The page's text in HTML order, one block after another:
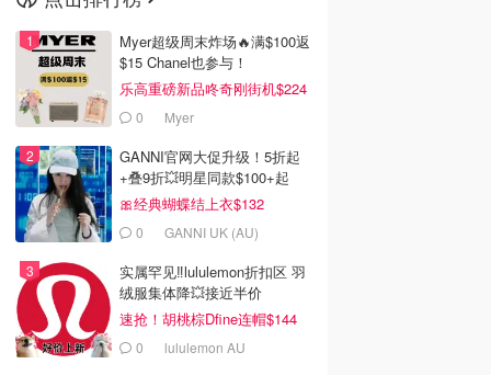
Myer超级周末炸场🔥满$100返
$15 Chanel也参与！
乐高重磅新品咚奇刚街机$224
0 Myer
GANNI官网大促升级！5折起
+叠9折💥明星同款$100+起
🎀经典蝴蝶结上衣$132
0 GANNI UK (AU)
实属罕见‼️lululemon折扣区 羽
绒服集体降💥接近半价
速抢！胡桃棕Dfine连帽$144
0 lululemon AU